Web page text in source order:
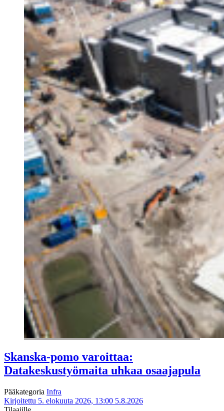
Skanska-pomo varoittaa:
Datakeskustyömaita uhkaa osaajapula
Pääkategoria Infra
Kirjoitettu 5. elokuuta 2026, 13:00 5.8.2026